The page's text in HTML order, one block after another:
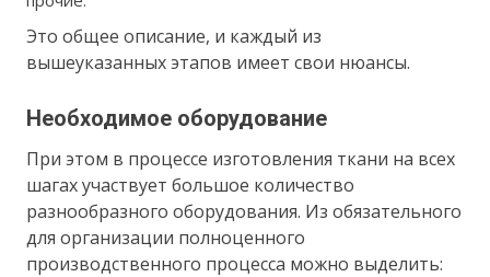
Это общее описание, и каждый из
вышеуказанных этапов имеет свои нюансы.
Необходимое оборудование
При этом в процессе изготовления ткани на всех
шагах участвует большое количество
разнообразного оборудования. Из обязательного
для организации полноценного
производственного процесса можно выделить: